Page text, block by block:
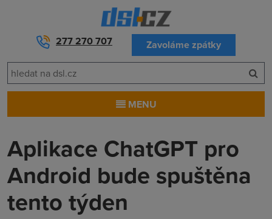
277 270 707 Zavoláme zpátky
MENU
Aplikace ChatGPT pro
Android bude spuštěna
tento týden